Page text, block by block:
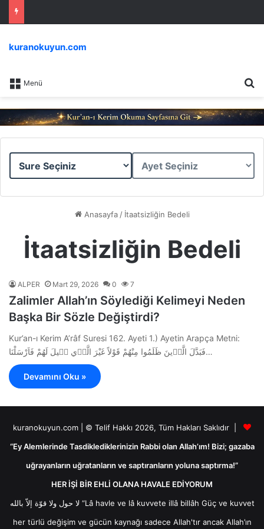
Menü
kuranokuyun.com
Sure
Ayet
Anasayfa / İtaatsizliğin Bedeli
İtaatsizliğin Bedeli
ALPER Mart 29, 2026 0 7
Zalimler Allah’ın Söylediği Kelimeyi Neden
Başka Bir Sözle Değiştirdi?
Kur’an-ı Kerim A’râf Suresi 162. Ayeti 1.) Ayetin Arapça Metni:
فَبَدَّلَ الَّذ۪ينَ ظَلَمُوا مِنْهُمْ قَوْلاً غَيْرَ الَّذ۪ي ق۪يلَ لَهُمْ فَاَرْسَلْنَا…
Devamını Oku »
kuranokuyun.com | © Telif Hakkı 2026, Tüm Hakları Saklıdır |
“Ey Alemlerinde Tasdiklediklerinizin Rabbi olan Allah’ım! Bizi; gazaba
uğrayanların uğratanların ve saptıranların yoluna saptırma!”
HER İŞİ BİR EHLİ OLANA HAVALE EDİYORUM
لا حول ولا قوّة إلاّ بالله “Lâ havle ve lâ kuvvete illâ billâh Güç ve kuvvet
her türlü değişim ve gücün kaynağı sadece Allah'tır ancak Allah’ın